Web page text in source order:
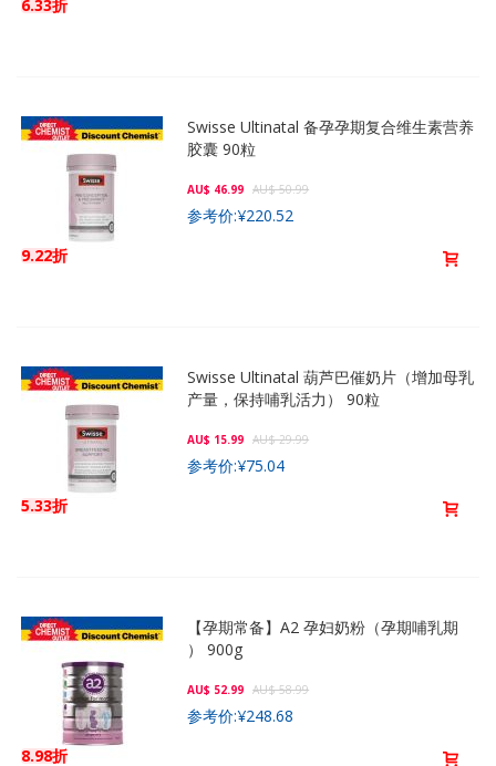
6.33折
9.22折
Swisse Ultinatal 备孕孕期复合维生素营养
胶囊 90粒
AU$ 46.99 AU$ 50.99
参考价:¥220.52
5.33折
Swisse Ultinatal 葫芦巴催奶片（增加母乳
产量，保持哺乳活力） 90粒
AU$ 15.99 AU$ 29.99
参考价:¥75.04
8.98折
【孕期常备】A2 孕妇奶粉（孕期哺乳期
） 900g
AU$ 52.99 AU$ 58.99
参考价:¥248.68